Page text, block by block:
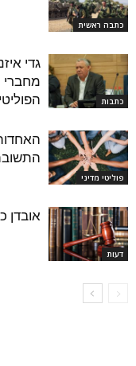
כתבה ראשית
כתבות
גדי
מחברי
פוליטי מדיני
דעות
אובדן